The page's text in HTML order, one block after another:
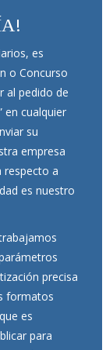
es
o Concurso
al pedido de
en cualquier
su
empresa
respecto a
es nuestro
precisa
formatos
es
para